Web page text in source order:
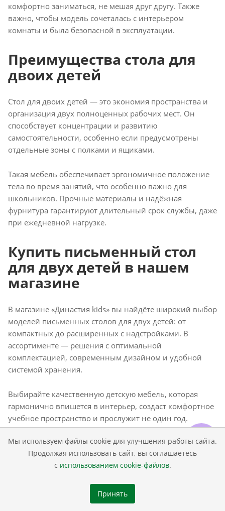
Мы используем файлы cookie для улучшения работы сайта.
Продолжая использовать сайт, вы соглашаетесь
с использованием cookie-файлов.
Принять
комфортно заниматься, не мешая друг другу. Также
важно, чтобы модель сочеталась с интерьером
комнаты и была безопасной в эксплуатации.
Преимущества стола для
двоих детей
Стол для двоих детей — это экономия пространства и
организация двух полноценных рабочих мест. Он
способствует концентрации и развитию
самостоятельности, особенно если предусмотрены
отдельные зоны с полками и ящиками.
Такая мебель обеспечивает эргономичное положение
тела во время занятий, что особенно важно для
школьников. Прочные материалы и надёжная
фурнитура гарантируют длительный срок службы, даже
при ежедневной нагрузке.
Купить письменный стол
для двух детей в нашем
магазине
В магазине «Династия kids» вы найдёте широкий выбор
моделей письменных столов для двух детей: от
компактных до расширенных с надстройками. В
ассортименте — решения с оптимальной
комплектацией, современным дизайном и удобной
системой хранения.
Выбирайте качественную детскую мебель, которая
гармонично впишется в интерьер, создаст комфортное
учебное пространство и прослужит не один год.
Оформите заказ онлайн — и получите надёжный
письменный стол с возможностью доставки
в Владивостоке и профессиональной сборки.